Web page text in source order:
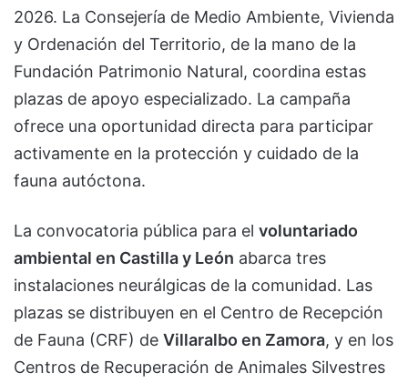
2026. La Consejería de Medio Ambiente, Vivienda
y Ordenación del Territorio, de la mano de la
Fundación Patrimonio Natural, coordina estas
plazas de apoyo especializado. La campaña
ofrece una oportunidad directa para participar
activamente en la protección y cuidado de la
fauna autóctona.
La convocatoria pública para el voluntariado
ambiental en Castilla y León abarca tres
instalaciones neurálgicas de la comunidad. Las
plazas se distribuyen en el Centro de Recepción
de Fauna (CRF) de Villaralbo en Zamora, y en los
Centros de Recuperación de Animales Silvestres